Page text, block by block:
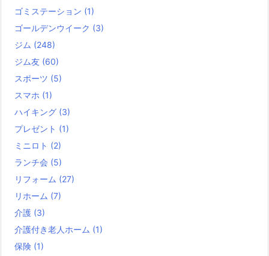
ゴミステーション (1)
ゴールデンウイーク (3)
ジム (248)
ジム友 (60)
スポーツ (5)
スマホ (1)
ハイキング (3)
プレゼント (1)
ミニロト (2)
ランチ会 (5)
リフォーム (27)
リホーム (7)
介護 (3)
介護付き老人ホーム (1)
保険 (1)